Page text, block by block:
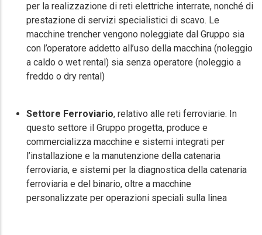
per la realizzazione di reti elettriche interrate, nonché di
prestazione di servizi specialistici di scavo. Le
macchine trencher vengono noleggiate dal Gruppo sia
con l’operatore addetto all’uso della macchina (noleggio
a caldo o wet rental) sia senza operatore (noleggio a
freddo o dry rental)
Settore Ferroviario, relativo alle reti ferroviarie. In
questo settore il Gruppo progetta, produce e
commercializza macchine e sistemi integrati per
l’installazione e la manutenzione della catenaria
ferroviaria, e sistemi per la diagnostica della catenaria
ferroviaria e del binario, oltre a macchine
personalizzate per operazioni speciali sulla linea